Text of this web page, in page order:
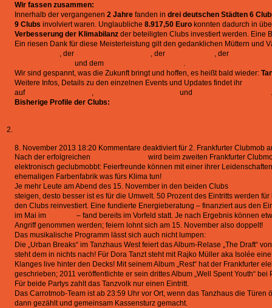
Wir fassen zusammen:
Innerhalb der vergangenen 2 Jahre fanden in drei deutschen Städten 6
9 Clubs involviert waren. Unglaubliche 8.917,50 Euro konnten dadurch in
Verbesserung der Klimabilanz der beteiligten Clubs investiert werden. Eine
Ein riesen Dank für diese Meisterleistung gilt den gedanklichen Müttern und
, der , der , der
und dem
.
Wir sind gespannt, was die Zukunft bringt und hoffen, es heißt bald wieder:
Weitere Infos, Details zu den einzelnen Events und Updates findet ihr
auf
, und
.
Bisherige Profile der Clubs:
8. November 2013 18:20 Kommentare deaktiviertfür 2. Frankfurter Clubmob
Nach der erfolgreichen
wird beim zweiten Frankfurter
elektronisch geclubmobbt: Feierfreunde können mit einer ihrer
ehemaligen Farbenfabrik was fürs Klima tun!
Je mehr Leute am Abend des 15. November in den beiden Clubs
steigen, desto besser ist es für die Umwelt. 50 Prozent des Eintritts werden
den Clubs reinvestiert. Eine fundierte Energieberatung – finanziert aus den
im Mai im
– fand bereits im Vorfeld statt. Je nach Ergebnis können
Angriff genommen werden; feiern lohnt sich am 15. November also doppelt!
Das musikalische Programm lässt sich auch nicht lumpen:
Die „Urban Breaks“ im Tanzhaus West feiert das Album-Relase „The Draft“
steht dem in nichts nach! Für Dora Tanzt steht mit Rajko Müller aka Isolée
Klanges live hinter den Decks! Mit seinem Album „Rest“ hat der Frankfurter
geschrieben; 2011 veröffentlichte er sein drittes Album „Well Spent Youth“
Für beide Partys zahlt das Tanzvolk nur einen Eintritt.
Das Carrotmob-Team ist ab 23:59 Uhr vor Ort, wenn das Tanzhaus die Türen
dann gezählt und gemeinsam Kassensturz gemacht.